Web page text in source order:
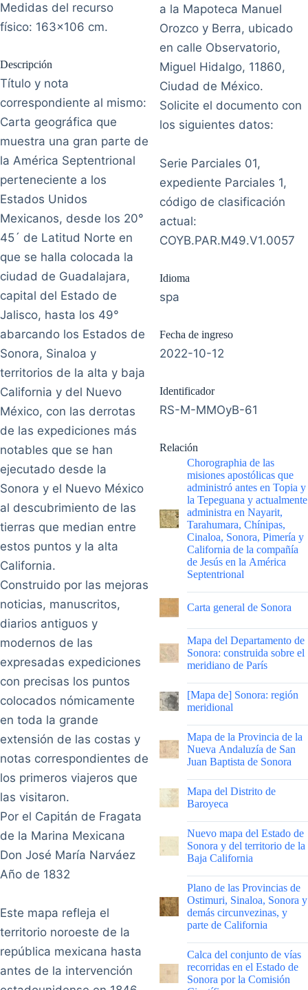
Medidas del recurso
físico: 163x106 cm.
Descripción
Título y nota
correspondiente al mismo:
Carta geográfica que
muestra una gran parte de
la América Septentrional
perteneciente a los
Estados Unidos
Mexicanos, desde los 20°
45´ de Latitud Norte en
que se halla colocada la
ciudad de Guadalajara,
capital del Estado de
Jalisco, hasta los 49°
abarcando los Estados de
Sonora, Sinaloa y
territorios de la alta y baja
California y del Nuevo
México, con las derrotas
de las expediciones más
notables que se han
ejecutado desde la
Sonora y el Nuevo México
al descubrimiento de las
tierras que median entre
estos puntos y la alta
California.
Construido por las mejoras
noticias, manuscritos,
diarios antiguos y
modernos de las
expresadas expediciones
con precisas los puntos
colocados nómicamente
en toda la grande
extensión de las costas y
notas correspondientes de
los primeros viajeros que
las visitaron.
Por el Capitán de Fragata
de la Marina Mexicana
Don José María Narváez
Año de 1832
Este mapa refleja el
territorio noroeste de la
república mexicana hasta
antes de la intervención
a la Mapoteca Manuel
Orozco y Berra, ubicado
en calle Observatorio,
Miguel Hidalgo, 11860,
Ciudad de México.
Solicite el documento con
los siguientes datos:
Serie Parciales 01,
expediente Parciales 1,
código de clasificación
actual:
COYB.PAR.M49.V1.0057
Idioma
spa
Fecha de ingreso
2022-10-12
Identificador
RS-M-MMOyB-61
Relación
Chorographia de las
misiones apostólicas que
administró antes en Topia y
la Tepeguana y actualmente
administra en Nayarit,
Tarahumara, Chínipas,
Cinaloa, Sonora, Pimería y
California de la compañía
de Jesús en la América
Septentrional
Carta general de Sonora
|
Mapa del Departamento de
Sonora: construida sobre el
meridiano de París
|
[Mapa de] Sonora: región
meridional
|
Mapa de la Provincia de la
Nueva Andaluzía de San
Juan Baptista de Sonora
|
Mapa del Distrito de
Baroyeca
|
Nuevo mapa del Estado de
Sonora y del territorio de la
Baja California
|
Plano de las Provincias de
Ostimuri, Sinaloa, Sonora y
demás circunvezinas, y
parte de California
Calca del conjunto de vías
recorridas en el Estado de
Sonora por la Comisión